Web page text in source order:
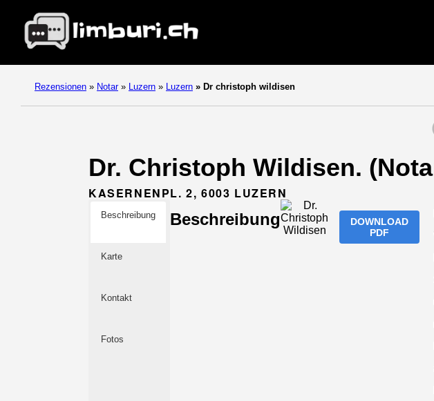
Rezensionen » Notar » Luzern » Luzern » Dr christoph wildisen
Dr. Christoph Wildisen.
KASERNENPL. 2, 6003 LUZERN
Beschreibung
Karte
Kontakt
Fotos
Beschreibung
DOWNLOAD
PDF